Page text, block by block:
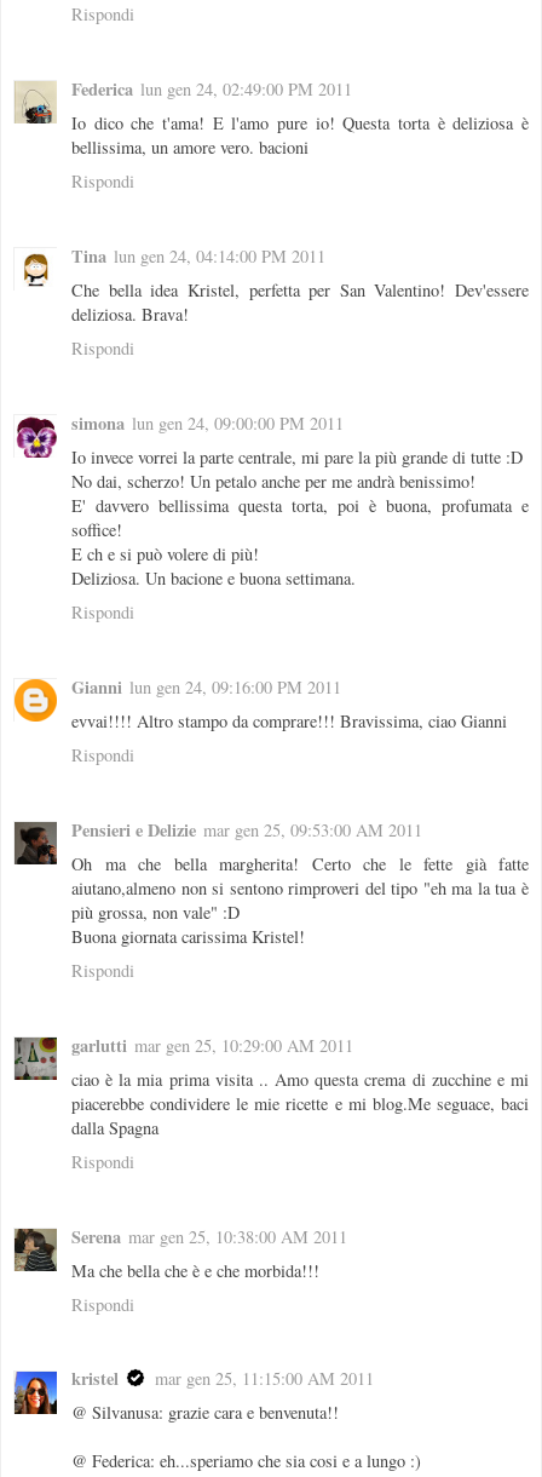
Rispondi
Federica lun gen 24, 02:49:00 PM 2011
Io dico che t'ama! E l'amo pure io! Questa torta è deliziosa è
bellissima, un amore vero. bacioni
Rispondi
Tina lun gen 24, 04:14:00 PM 2011
Che bella idea Kristel, perfetta per San Valentino! Dev'essere
deliziosa. Brava!
Rispondi
simona lun gen 24, 09:00:00 PM 2011
Io invece vorrei la parte centrale, mi pare la più grande di tutte :D
No dai, scherzo! Un petalo anche per me andrà benissimo!
E' davvero bellissima questa torta, poi è buona, profumata e
soffice!
E ch e si può volere di più!
Deliziosa. Un bacione e buona settimana.
Rispondi
Gianni lun gen 24, 09:16:00 PM 2011
evvai!!!! Altro stampo da comprare!!! Bravissima, ciao Gianni
Rispondi
Pensieri e Delizie mar gen 25, 09:53:00 AM 2011
Oh ma che bella margherita! Certo che le fette già fatte
aiutano,almeno non si sentono rimproveri del tipo "eh ma la tua è
più grossa, non vale" :D
Buona giornata carissima Kristel!
Rispondi
garlutti mar gen 25, 10:29:00 AM 2011
ciao è la mia prima visita .. Amo questa crema di zucchine e mi
piacerebbe condividere le mie ricette e mi blog.Me seguace, baci
dalla Spagna
Rispondi
Serena mar gen 25, 10:38:00 AM 2011
Ma che bella che è e che morbida!!!
Rispondi
kristel
mar gen 25, 11:15:00 AM 2011
@ Silvanusa: grazie cara e benvenuta!!
@ Federica: eh...speriamo che sia cosi e a lungo :)